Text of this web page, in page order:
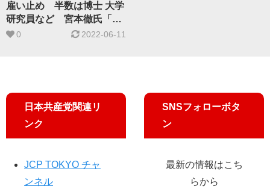
雇い止め 半数は博士 大学
研究員など 宮本徹氏「大
きな損失」
0 2022-06-11
日本共産党関連リ
ンク
JCP TOKYO チャ
ンネル
SNSフォローボタ
ン
最新の情報はこち
らから